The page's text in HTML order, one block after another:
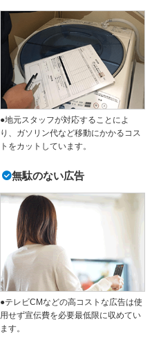
●地元スタッフが対応することによ
り、ガソリン代など移動にかかるコス
トをカットしています。
無駄のない広告
●テレビCMなどの高コストな広告は使
用せず宣伝費を必要最低限に収めてい
ます。